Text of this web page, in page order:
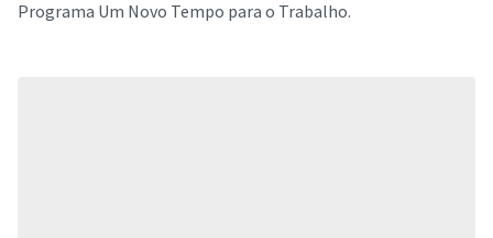
Programa Um Novo Tempo para o Trabalho.